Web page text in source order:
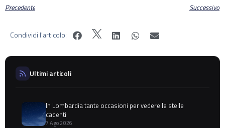
Precedente Successivo
Condividi l'articolo:
Ultimi articoli
In Lombardia tante occasioni per vedere le stelle
cadenti
7 Ago 2026